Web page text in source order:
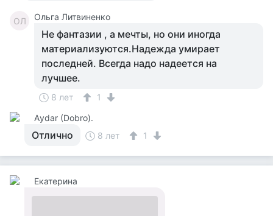
ОЛ Ольга Литвиненко
Не фантазии , а мечты, но они иногда
материализуются.Надежда умирает
последней. Всегда надо надеется на
лучшее.
8 лет
1
Аydar (Dobro).
Отлично 8 лет 1
Екатерина